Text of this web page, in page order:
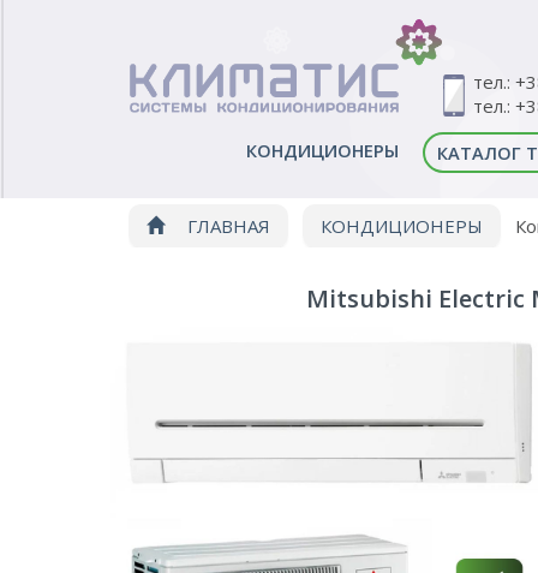
тел.:
тел.:
КОНДИЦИОНЕРЫ
КАТАЛОГ
ГЛАВНАЯ КОНДИЦИОНЕРЫ
Mitsubishi Electric